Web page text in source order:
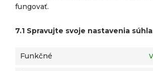
fungovať.
7.1 Spravujte svoje nastavenia
Funkčné